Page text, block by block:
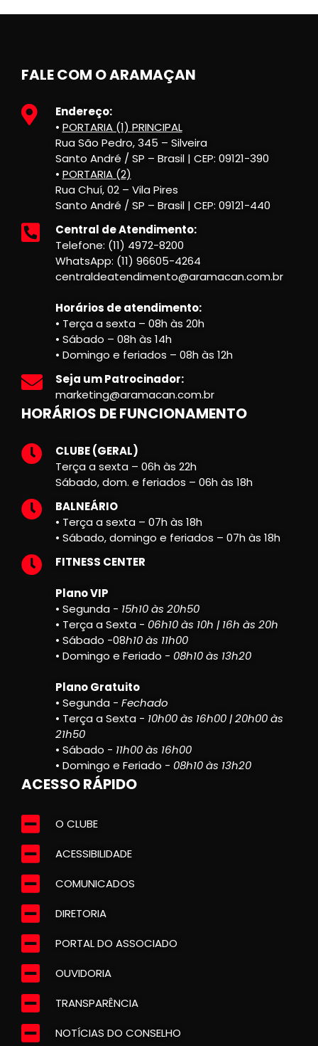
FALE COM O ARAMAÇAN
Endereço:
• PORTARIA (1) PRINCIPAL
Rua São Pedro, 345 – Silveira
Santo André / SP – Brasil | CEP: 09121-390
• PORTARIA (2)
Rua Chuí, 02 – Vila Pires
Santo André / SP – Brasil | CEP: 09121-440
Central de Atendimento:
Telefone: (11) 4972-8200
WhatsApp: (11) 96605-4264
centraldeatendimento@aramacan.com.br
Horários de atendimento:
• Terça a sexta – 08h às 20h
• Sábado – 08h às 14h
• Domingo e feriados – 08h às 12h
Seja um Patrocinador:
marketing@aramacan.com.br
HORÁRIOS DE FUNCIONAMENTO
CLUBE (GERAL)
Terça a sexta – 06h às 22h
Sábado, dom. e feriados – 06h às 18h
BALNEÁRIO
• Terça a sexta – 07h às 18h
• Sábado, domingo e feriados – 07h às 18h
FITNESS CENTER
Plano VIP
• Segunda - 15h10 às 20h50
• Terça a Sexta - 06h10 às 10h | 16h às 20h
• Sábado -08h10 às 11h00
• Domingo e Feriado - 08h10 às 13h20
Plano Gratuito
• Segunda - Fechado
• Terça a Sexta - 10h00 às 16h00 | 20h00 às
21h50
• Sábado - 11h00 às 16h00
• Domingo e Feriado - 08h10 às 13h20
ACESSO RÁPIDO
O CLUBE
ACESSIBILIDADE
COMUNICADOS
DIRETORIA
PORTAL DO ASSOCIADO
OUVIDORIA
TRANSPARÊNCIA
NOTÍCIAS DO CONSELHO